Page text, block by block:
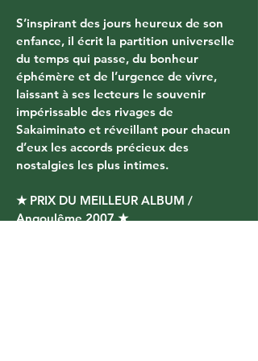
S’inspirant des jours heureux de son
enfance, il écrit la partition universelle
du temps qui passe, du bonheur
éphémère et de l’urgence de vivre,
laissant à ses lecteurs le souvenir
impérissable des rivages de
Sakaiminato et réveillant pour chacun
d’eux les accords précieux des
nostalgies les plus intimes.
★ PRIX DU MEILLEUR ALBUM /
Angoulême 2007 ★